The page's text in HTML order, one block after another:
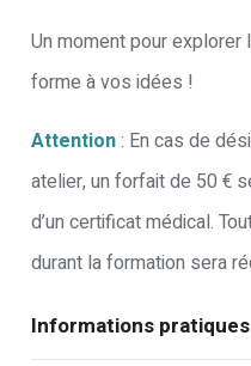
Informations pratiques
Un moment pour explorer
forme à vos idées !
Attention: En cas de
atelier, un forfait de 50 €
d’un certificat médical.
durant la formation sera